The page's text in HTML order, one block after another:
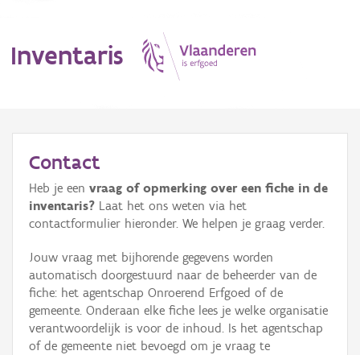
Inventaris
Erfgoedobject
Aanduidingsobject
Waarneming
Thema
Gebeurtenis
Contact
Heb je een vraag of opmerking over een fiche in de
inventaris? Laat het ons weten via het
contactformulier hieronder. We helpen je graag verder.
Jouw vraag met bijhorende gegevens worden
automatisch doorgestuurd naar de beheerder van de
fiche: het agentschap Onroerend Erfgoed of de
gemeente. Onderaan elke fiche lees je welke organisatie
verantwoordelijk is voor de inhoud. Is het agentschap
of de gemeente niet bevoegd om je vraag te